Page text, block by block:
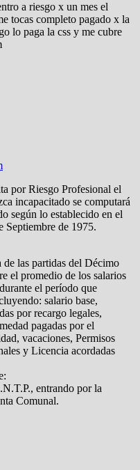
a riesgo x un mes el
tocas completo pagado x la
lo paga la css y me cubre
por Riesgo Profesional el
incapacitado se computará
según lo establecido en el
Septiembre de 1975.
las partidas del Décimo
el promedio de los salarios
el período que
salario base,
por recargo legales,
pagadas por el
vacaciones, Permisos
y Licencia acordadas
entrando por la
Comunal.